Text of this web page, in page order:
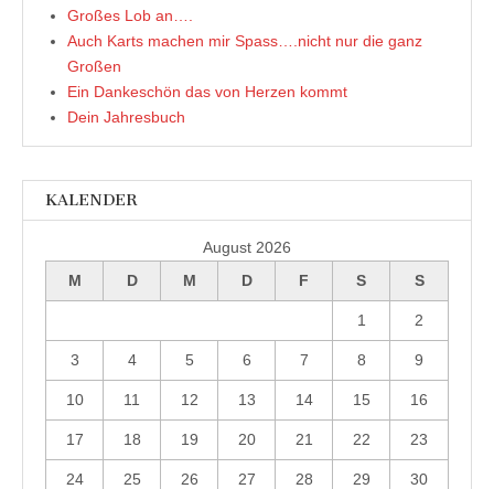
Großes Lob an….
Auch Karts machen mir Spass….nicht nur die ganz
Großen
Ein Dankeschön das von Herzen kommt
Dein Jahresbuch
KALENDER
August 2026
M
D M D F S S
1 2
3 4 5 6 7 8 9
10 11 12 13 14 15 16
17 18 19 20 21 22 23
24 25 26 27 28 29 30